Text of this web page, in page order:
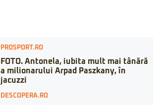
PROSPORT.RO
FOTO. Antonela, iubita mult mai tânără
a milionarului Arpad Paszkany, în
jacuzzi
DESCOPERA.RO